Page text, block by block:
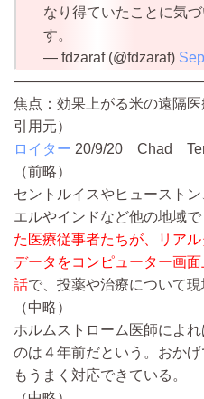
なり得ていたことに気
す。
— fdzaraf (@fdzaraf)
焦点：効果上がる米の遠隔
引用元）
ロイター 20/9/20 Chad
（前略）
セントルイスやヒュースト
エルやインドなど他の地域で
た医療従事者たちが、リア
データをコンピューター画
話で、投薬や治療について
（中略）
ホルムストローム医師によ
のは４年前だという。おか
もうまく対応できている。